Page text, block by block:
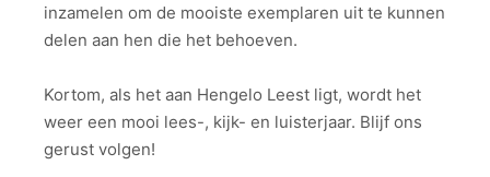
inzamelen om de mooiste exemplaren uit te kunnen
delen aan hen die het behoeven.
Kortom, als het aan Hengelo Leest ligt, wordt het
weer een mooi lees-, kijk- en luisterjaar. Blijf ons
gerust volgen!